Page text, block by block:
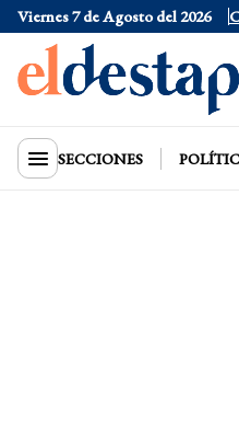
Viernes 7 de Agosto del 2026
Dólar Oficial $1520
SECCIONES